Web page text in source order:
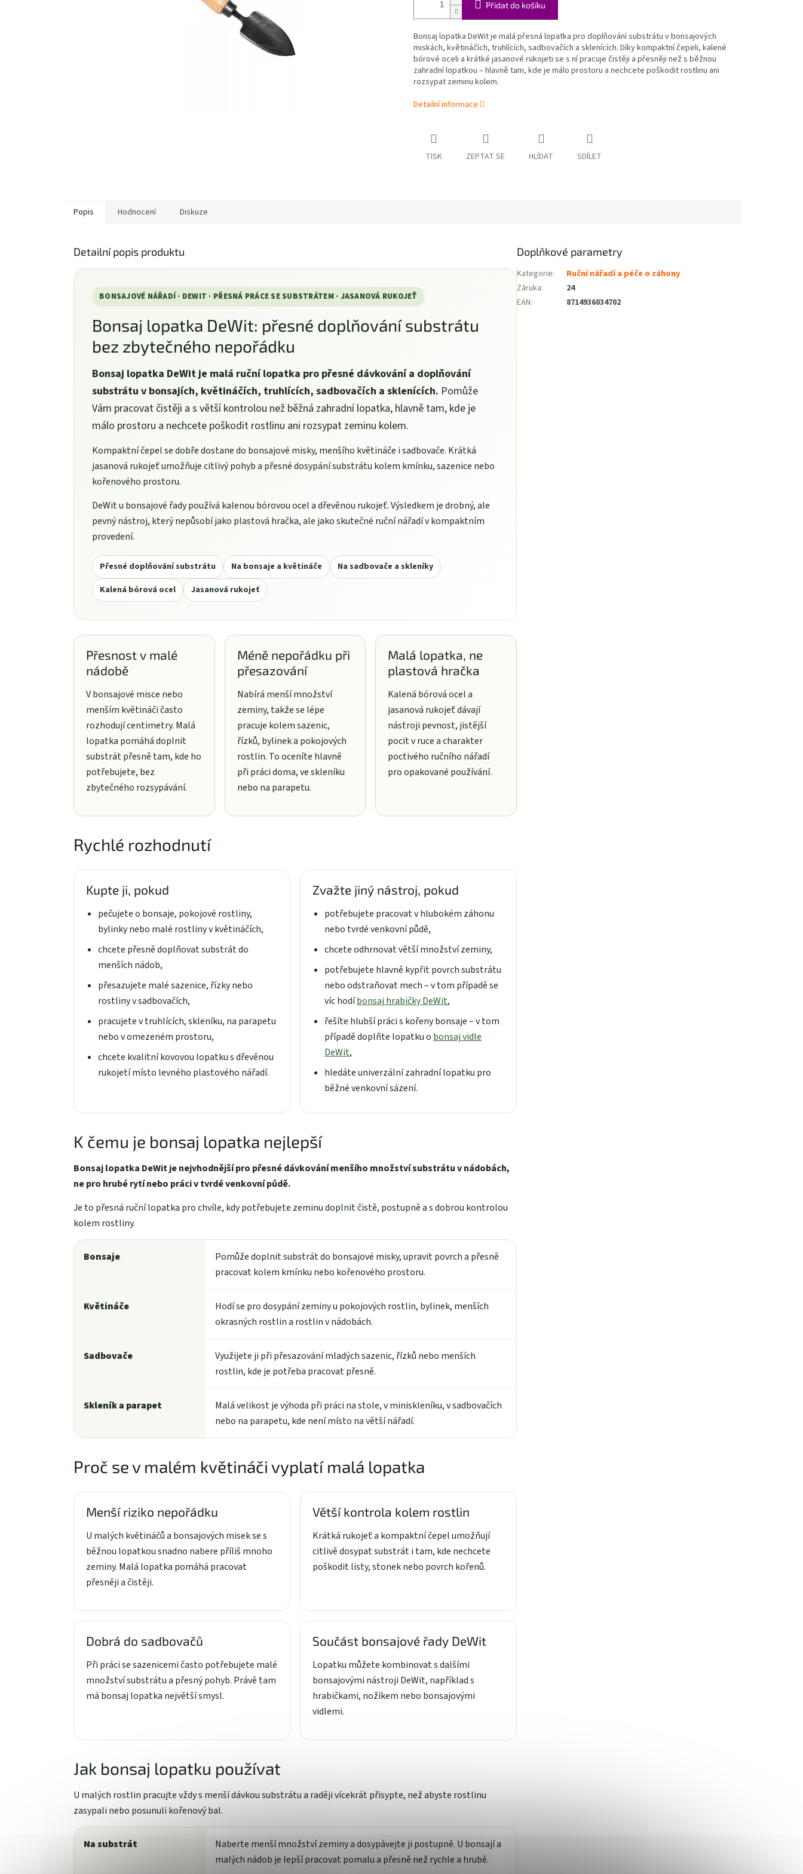
Přidat do košíku
Bonsaj lopatka DeWit je malá přesná lopatka pro doplňování substrátu v bonsajových
miskách, květináčích, truhlících, sadbovačích a sklenících. Díky kompaktní čepeli, kalené
bórové oceli a krátké jasanové rukojeti se s ní pracuje čistěji a přesněji než s běžnou
zahradní lopatkou – hlavně tam, kde je málo prostoru a nechcete poškodit rostlinu ani
rozsypat zeminu kolem.
Detailní informace
TISK ZEPTAT SE HLÍDAT SDÍLET
Popis Hodnocení Diskuze
Detailní popis produktu
BONSAJOVÉ NÁŘADÍ · DEWIT · PŘESNÁ PRÁCE SE SUBSTRÁTEM · JASANOVÁ RUKOJEŤ
Bonsaj lopatka DeWit: přesné doplňování substrátu
bez zbytečného nepořádku
Bonsaj lopatka DeWit je malá ruční lopatka pro přesné dávkování a doplňování
substrátu v bonsajích, květináčích, truhlících, sadbovačích a sklenících. Pomůže
Vám pracovat čistěji a s větší kontrolou než běžná zahradní lopatka, hlavně tam, kde je
málo prostoru a nechcete poškodit rostlinu ani rozsypat zeminu kolem.
Kompaktní čepel se dobře dostane do bonsajové misky, menšího květináče i sadbovače. Krátká
jasanová rukojeť umožňuje citlivý pohyb a přesné dosypání substrátu kolem kmínku, sazenice nebo
kořenového prostoru.
DeWit u bonsajové řady používá kalenou bórovou ocel a dřevěnou rukojeť. Výsledkem je drobný, ale
pevný nástroj, který nepůsobí jako plastová hračka, ale jako skutečné ruční nářadí v kompaktním
provedení.
Přesné doplňování substrátu Na bonsaje a květináče
Na sadbovače a skleníky
Kalená bórová ocel
Jasanová rukojeť
Přesnost v malé
nádobě
V bonsajové misce nebo
menším květináči často
rozhodují centimetry. Malá
lopatka pomáhá doplnit
substrát přesně tam, kde ho
potřebujete, bez
zbytečného rozsypávání.
Méně nepořádku při
přesazování
Nabírá menší množství
zeminy, takže se lépe
pracuje kolem sazenic,
řízků, bylinek a pokojových
rostlin. To oceníte hlavně
při práci doma, ve skleníku
nebo na parapetu.
Malá lopatka, ne
plastová hračka
Kalená bórová ocel a
jasanová rukojeť dávají
nástroji pevnost, jistější
pocit v ruce a charakter
poctivého ručního nářadí
pro opakované používání.
Rychlé rozhodnutí
Kupte ji, pokud
pečujete o bonsaje, pokojové rostliny,
bylinky nebo malé rostliny v květináčích,
chcete přesně doplňovat substrát do
menších nádob,
přesazujete malé sazenice, řízky nebo
rostliny v sadbovačích,
pracujete v truhlících, skleníku, na parapetu
nebo v omezeném prostoru,
chcete kvalitní kovovou lopatku s dřevěnou
rukojetí místo levného plastového nářadí.
Zvažte jiný nástroj, pokud
potřebujete pracovat v hlubokém záhonu
nebo tvrdé venkovní půdě,
chcete odhrnovat větší množství zeminy,
potřebujete hlavně kypřit povrch substrátu
nebo odstraňovat mech – v tom případě se
víc hodíbonsaj hrabičky DeWit,
řešíte hlubší práci s kořeny bonsaje – v tom
případě doplňte lopatku o bonsaj vidle
DeWit,
hledáte univerzální zahradní lopatku pro
běžné venkovní sázení.
K čemu je bonsaj lopatka nejlepší
Bonsaj lopatka DeWit je nejvhodnější pro přesné dávkování menšího množství substrátu v nádobách,
ne pro hrubé rytí nebo práci v tvrdé venkovní půdě.
Je to přesná ruční lopatka pro chvíle, kdy potřebujete zeminu doplnit čistě, postupně a s dobrou kontrolou
kolem rostliny.
Bonsaje
Pomůže doplnit substrát do bonsajové misky, upravit povrch a přesně
pracovat kolem kmínku nebo kořenového prostoru.
Květináče
Hodí se pro dosypání zeminy u pokojových rostlin, bylinek, menších
okrasných rostlin a rostlin v nádobách.
Sadbovače
Využijete ji při přesazování mladých sazenic, řízků nebo menších
rostlin, kde je potřeba pracovat přesně.
Skleník a parapet
Malá velikost je výhoda při práci na stole, v miniskleníku, v sadbovačích
nebo na parapetu, kde není místo na větší nářadí.
Proč se v malém květináči vyplatí malá lopatka
Menší riziko nepořádku
U malých květináčů a bonsajových misek se s
běžnou lopatkou snadno nabere příliš mnoho
zeminy. Malá lopatka pomáhá pracovat
přesněji a čistěji.
Větší kontrola kolem rostlin
Krátká rukojeť a kompaktní čepel umožňují
citlivě dosypat substrát i tam, kde nechcete
poškodit listy, stonek nebo povrch kořenů.
Dobrá do sadbovačů
Při práci se sazenicemi často potřebujete malé
množství substrátu a přesný pohyb. Právě tam
má bonsaj lopatka největší smysl.
Součást bonsajové řady DeWit
Lopatku můžete kombinovat s dalšími
bonsajovými nástroji DeWit, například s
hrabičkami, nožíkem nebo bonsajovými
vidlemi.
Jak bonsaj lopatku používat
U malých rostlin pracujte vždy s menší dávkou substrátu a raději vícekrát přisypte, než abyste rostlinu
zasypali nebo posunuli kořenový bal.
Na substrát
Naberte menší množství zeminy a dosypávejte ji postupně. U bonsají a
malých nádob je lepší pracovat pomalu a přesně než rychle a hrubě.
Doplňkové parametry
Kategorie:
Ruční nářadí a péče o záhony
Záruka:
24
EAN: 8714936034702